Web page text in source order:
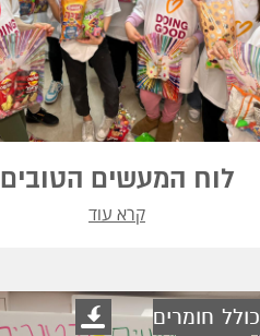
לוח המעשים הטובים
קרא עוד
כולל חומרים